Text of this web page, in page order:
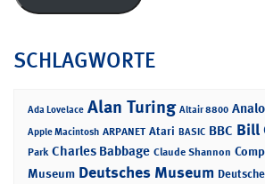
SCHLAGWORTE
Ada Lovelace Alan Turing Altair 8800
Apple Macintosh ARPANET Atari BASIC BBC Bill
Park Charles Babbage Claude Shannon
Museum Deutsches Museum